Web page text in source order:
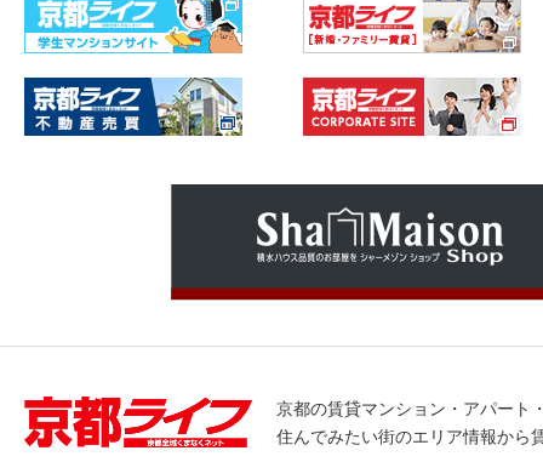
京都の賃貸マンション・アパート
住んでみたい街のエリア情報から